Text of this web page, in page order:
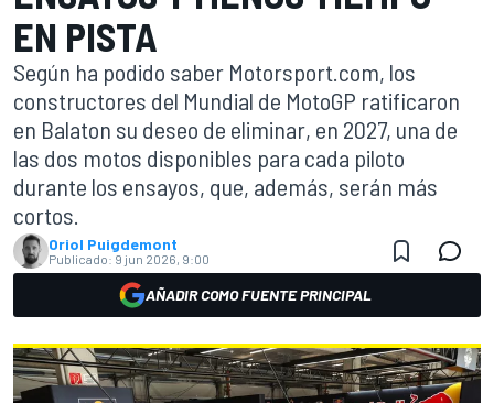
EN PISTA
Según ha podido saber Motorsport.com, los
constructores del Mundial de MotoGP ratificaron
en Balaton su deseo de eliminar, en 2027, una de
las dos motos disponibles para cada piloto
durante los ensayos, que, además, serán más
cortos.
Oriol Puigdemont
Publicado: 9 jun 2026, 9:00
AÑADIR COMO FUENTE PRINCIPAL